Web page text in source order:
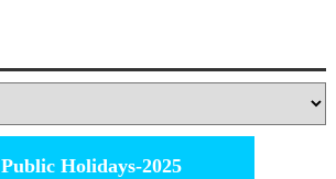
Public Holidays-2025